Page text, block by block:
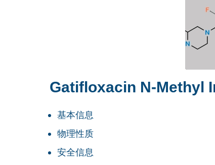
Gatifloxacin N-Methyl
基本信息
物理性质
安全信息